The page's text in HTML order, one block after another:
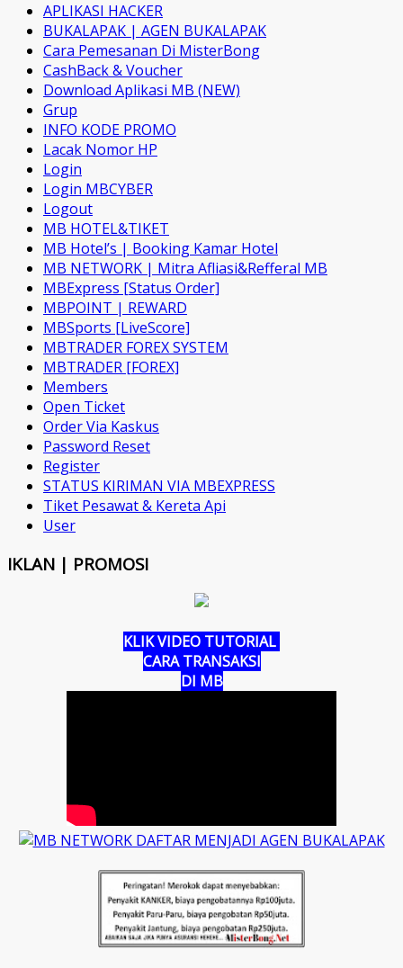
APLIKASI HACKER
BUKALAPAK | AGEN BUKALAPAK
Cara Pemesanan Di MisterBong
CashBack & Voucher
Download Aplikasi MB (NEW)
Grup
INFO KODE PROMO
Lacak Nomor HP
Login
Login MBCYBER
Logout
MB HOTEL&TIKET
MB Hotel’s | Booking Kamar Hotel
MB NETWORK | Mitra Afliasi&Refferal MB
MBExpress [Status Order]
MBPOINT | REWARD
MBSports [LiveScore]
MBTRADER FOREX SYSTEM
MBTRADER [FOREX]
Members
Open Ticket
Order Via Kaskus
Password Reset
Register
STATUS KIRIMAN VIA MBEXPRESS
Tiket Pesawat & Kereta Api
User
IKLAN | PROMOSI
KLIK VIDEO TUTORIAL
CARA TRANSAKSI
DI MB